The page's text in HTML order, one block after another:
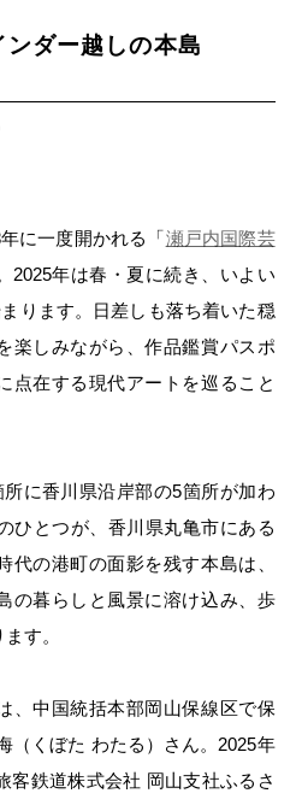
るさと文庫
もの・こと
駅この駅
えきTIMES
SETOUCHI
海苔シリーズ
のアイスバー
果実 清涼飲料水
シリーズ
コラクッキーズ
おいしいシリーズ
ふわり～ぬ
ワードから探す
第11回 せとうち
第9回 岡山・備後のうめぇもん
第7回
第3回 尾道市/福山市/笠岡市/府中市
第1回 新見市/高梁市/総社市/井原市/矢掛町
光列車
Urara
美SAKU楽
地酒列車
ライフ列車
の地域共生
しプロジェクトとは
ダー越しの本島
に一度開かれる「瀬戸内国際芸
2025年は春・夏に続き、いよい
ります。日差しも落ち着いた穏
楽しみながら、作品鑑賞パスポ
点在する現代アートを巡ること
に香川県沿岸部の5箇所が加わ
ひとつが、香川県丸亀市にある
代の港町の面影を残す本島は、
の暮らしと風景に溶け込み、歩
す。
、中国統括本部岡山保線区で保
（くぼた わたる）さん。2025年
客鉄道株式会社 岡山支社ふるさ